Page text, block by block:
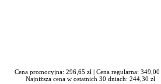
Cena promocyjna: 296,65 zł | Cena regularna: 349,00
Najniższa cena w ostatnich 30 dniach: 244,30 zł